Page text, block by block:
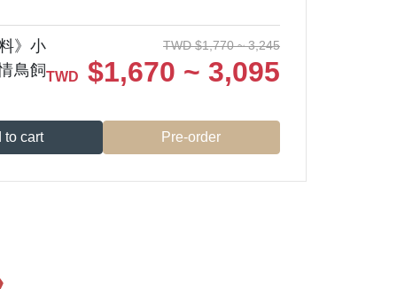
》小
鳥飼
TWD $1,770 ~ 3,245
TWD $1,670 ~ 3,095
to cart Pre-order